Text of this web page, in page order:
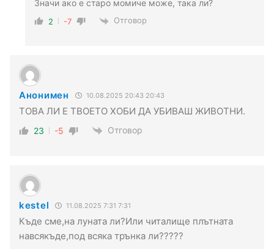
Значи ако е старо момиче може, така ли?
2 -7 Отговор
Анонимен 10.08.2025 20:43 20:43
ТОВА ЛИ Е ТВОЕТО ХОБИ ДА УБИВАШ ЖИВОТНИ.
23 -5 Отговор
kestel 11.08.2025 7:31 7:31
Къде сме,на луната ли?Или читалище плътната
навсякъде,под всяка трънка ли?????